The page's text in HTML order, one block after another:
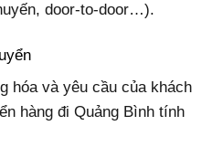
door-to-door…).
hóa và yêu cầu của khách
hàng đi Quảng Bình tính